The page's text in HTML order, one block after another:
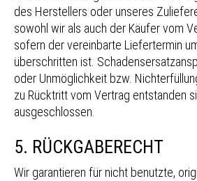
des Herstellers oder unseres
sowohl wir als auch der Käufer vom
sofern der vereinbarte Liefertermin
überschritten ist.
oder Unmöglichkeit bzw.
zu Rücktritt vom Vertrag entstanden
ausgeschlossen.
5. RÜCKGABERECHT
Wir garantieren für nicht benutzte,